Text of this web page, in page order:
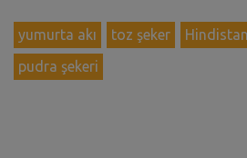
yumurta akı toz şeker
pudra şekeri